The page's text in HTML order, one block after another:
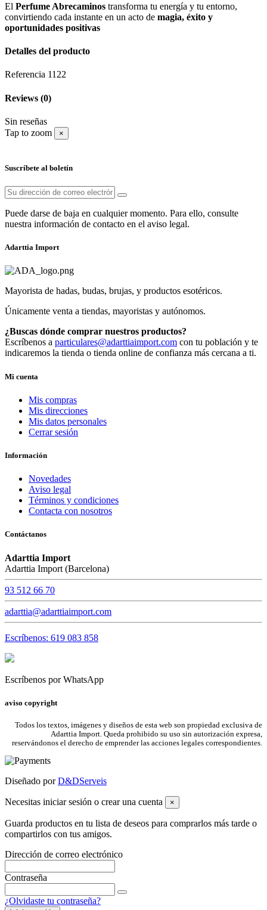
El Perfume Abrecaminos transforma tu energía y tu entorno,
convirtiendo cada instante en un acto de magia, éxito y
oportunidades positivas
Detalles del producto
Referencia 1122
Reviews (0)
Sin reseñas
Tap to zoom
×
Suscríbete al boletín
Puede darse de baja en cualquier momento. Para ello, consulte
nuestra información de contacto en el aviso legal.
Adarttia Import
Mayorista de hadas, budas, brujas, y productos esotéricos.
Únicamente venta a tiendas, mayoristas y autónomos.
¿Buscas dónde comprar nuestros productos?
Escríbenos a particulares@adarttiaimport.com con tu población y te
indicaremos la tienda o tienda online de confianza más cercana a ti.
Mi cuenta
Mis compras
Mis direcciones
Mis datos personales
Cerrar sesión
Información
Novedades
Aviso legal
Términos y condiciones
Contacta con nosotros
Contáctanos
Adarttia Import
Adarttia Import (Barcelona)
93 512 66 70
adarttia@adarttiaimport.com
Escríbenos: 619 083 858
Escríbenos por WhatsApp
aviso copyright
Todos los textos, imágenes y diseños de esta web son propiedad exclusiva de
Adarttia Import. Queda prohibido su uso sin autorización expresa,
reservándonos el derecho de emprender las acciones legales correspondientes.
Diseñado porD&DServeis
Necesitas iniciar sesión o crear una cuenta ×
Guarda productos en tu lista de deseos para comprarlos más tarde o
compartirlos con tus amigos.
Dirección de correo electrónico
Contraseña
¿Olvidaste tu contraseña?